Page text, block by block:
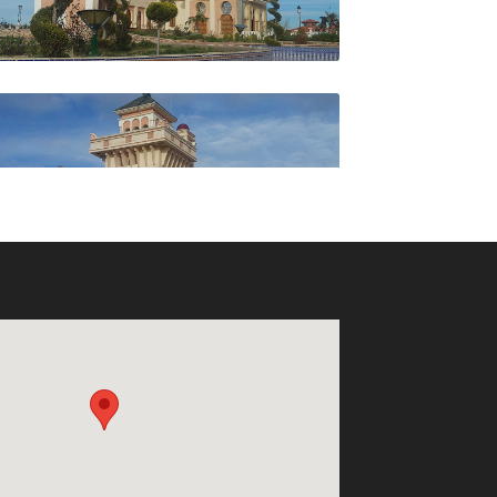
Agence de voyage